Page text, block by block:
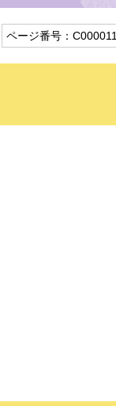
ページ番号：C000011